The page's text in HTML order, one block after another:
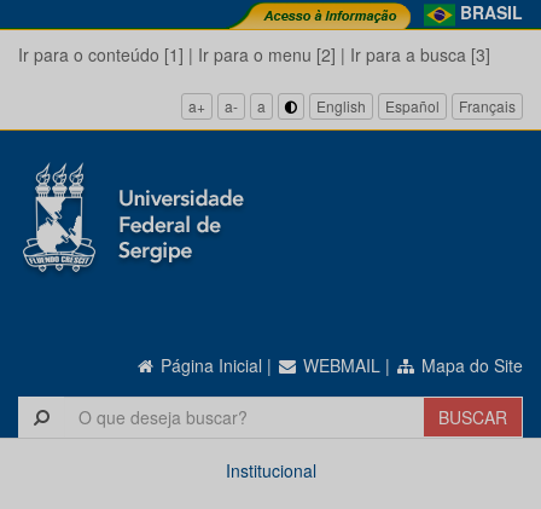
BRASIL
Ir para o conteúdo [1] | Ir para o menu [2] | Ir para a busca [3]
a+ a- a English Español Français
Página Inicial | WEBMAIL | Mapa do Site
Institucional